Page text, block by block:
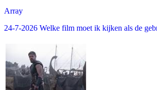
Array
24-7-2026 Welke film moet ik kijken als de